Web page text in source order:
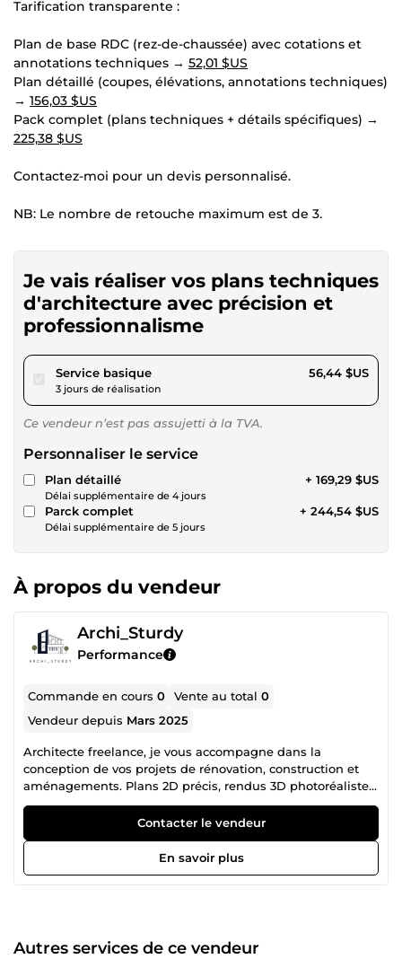
Tarification transparente :
Plan de base RDC (rez-de-chaussée) avec cotations et
annotations techniques → 52,01 $US
Plan détaillé (coupes, élévations, annotations techniques)
→ 156,03 $US
Pack complet (plans techniques + détails spécifiques) →
225,38 $US
Contactez-moi pour un devis personnalisé.
NB: Le nombre de retouche maximum est de 3.
Je vais réaliser vos plans techniques
d'architecture avec précision et
professionnalisme
Service basiquepour 52,01 $US
3 jours de réalisation
56,44 $US
Ce vendeur n’est pas assujetti à la TVA.
Personnaliser le service
Plan détaillé
Délai supplémentaire de 4 jours
+ 169,29 $US
Parck complet
Délai supplémentaire de 5 jours
+ 244,54 $US
À propos du vendeur
Archi_Sturdy
Performance
Commande en cours0 Vente au total0
Vendeur depuis Mars 2025
Architecte freelance, je vous accompagne dans la
conception de vos projets de rénovation, construction et
aménagements. Plans 2D précis, rendus 3D photoréalistes
et solutions adaptées à vos besoins. Confiez-moi votre
projet pour une réalisation professionnelle et sur mesure !
Contacter le vendeur
En savoir plus
Autres services de ce vendeur